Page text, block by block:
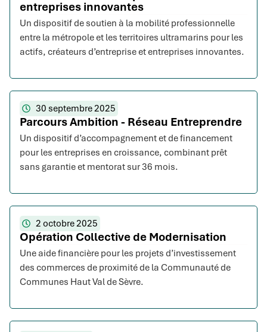
entreprises innovantes
Un dispositif de soutien à la mobilité professionnelle
entre la métropole et les territoires ultramarins pour les
actifs, créateurs d’entreprise et entreprises innovantes.
30 septembre 2025
Parcours Ambition - Réseau Entreprendre
Un dispositif d’accompagnement et de financement
pour les entreprises en croissance, combinant prêt
sans garantie et mentorat sur 36 mois.
2 octobre 2025
Opération Collective de Modernisation
Une aide financière pour les projets d’investissement
des commerces de proximité de la Communauté de
Communes Haut Val de Sèvre.